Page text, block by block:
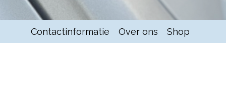
Contactinformatie Over ons Shop